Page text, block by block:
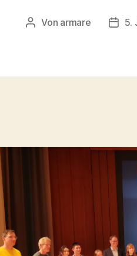
Beitragsautor
Von armare 5.